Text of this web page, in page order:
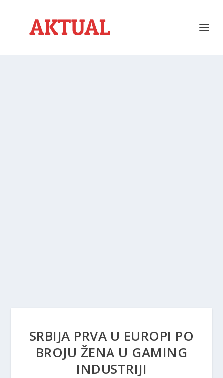
SRBIJA PRVA U EUROPI PO
BROJU ŽENA U GAMING
INDUSTRIJI